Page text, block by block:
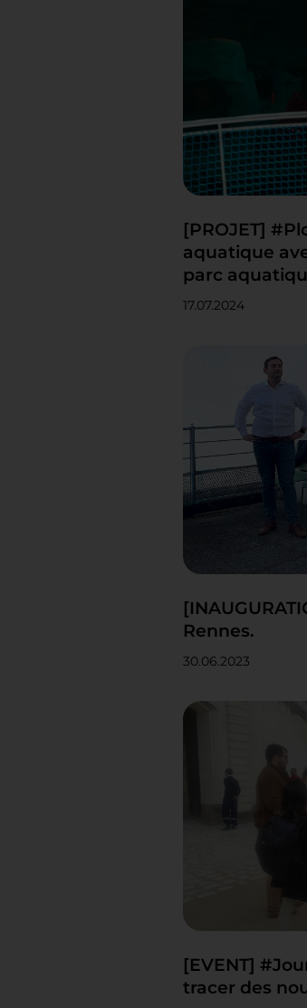
[PROJET]
aquatique
parc
17.07.2024
Rennes.
30.06.2023
[EVENT]
tracer des